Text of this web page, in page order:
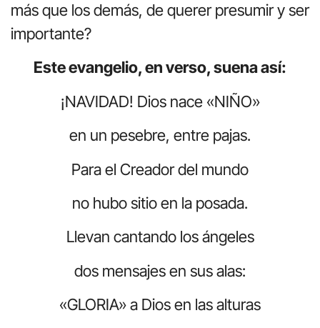
más que los demás, de querer presumir y ser
importante?
Este evangelio, en verso, suena así:
¡NAVIDAD! Dios nace «NIÑO»
en un pesebre, entre pajas.
Para el Creador del mundo
no hubo sitio en la posada.
Llevan cantando los ángeles
dos mensajes en sus alas:
«GLORIA» a Dios en las alturas